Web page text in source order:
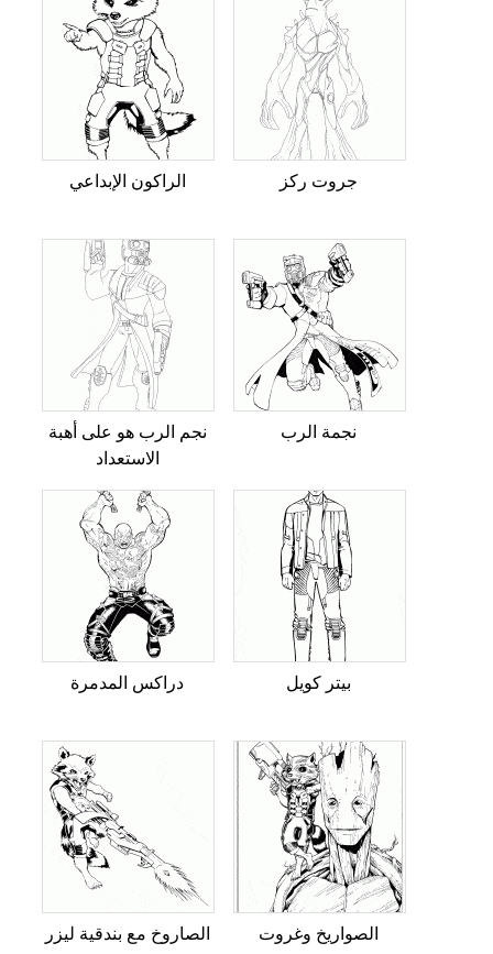
الراكون الإبداعي جروت ركز
نجم الرب هو على أهبة
الاستعداد
نجمة الرب
دراكس المدمرة بيتر كويل
الصاروخ مع بندقية ليزر الصواريخ وغروت